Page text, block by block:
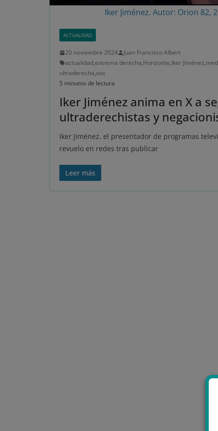
Iker Jiménez. Autor: Orion 82,
ACTUALIDAD
20 noviembre 2024
Juan Francisco Albert
actualidad,extrema derecha,Horizonte,Iker Jiménez,
ultraderecha,vox
5 minutos de lectura
Iker Jiménez anima en X a
ultraderechistas y
Iker Jiménez, el presentador de programas
revuelo en redes tras publicar
Leer más